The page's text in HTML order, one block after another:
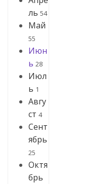
ль 54
Май
55
Июн
ь 28
Июл
ь 1
Авгу
ст 4
Сент
ябрь
25
Октя
брь